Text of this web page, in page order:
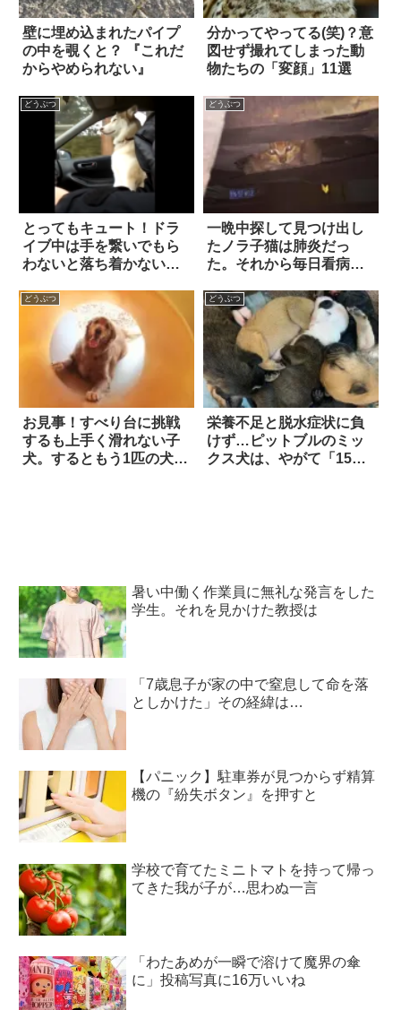
壁に埋め込まれたパイプ
の中を覗くと？ 『これだ
からやめられない』
分かってやってる(笑)？意
図せず撮れてしまった動
物たちの「変顔」11選
どうぶつ
とってもキュート！ドラ
イブ中は手を繋いでもら
わないと落ち着かないハ
どうぶつ
一晩中探して見つけ出し
たノラ子猫は肺炎だっ
た。それから毎日看病を
どうぶつ
お見事！すべり台に挑戦
するも上手く滑れない子
犬。するともう1匹の犬
どうぶつ
栄養不足と脱水症状に負
けず…ピットブルのミッ
クス犬は、やがて「15
暑い中働く作業員に無礼な発言をした
学生。それを見かけた教授は
「7歳息子が家の中で窒息して命を落
としかけた」その経緯は…
【パニック】駐車券が見つからず精算
機の『紛失ボタン』を押すと
学校で育てたミニトマトを持って帰っ
てきた我が子が…思わぬ一言
「わたあめが一瞬で溶けて魔界の傘
に」投稿写真に16万いいね